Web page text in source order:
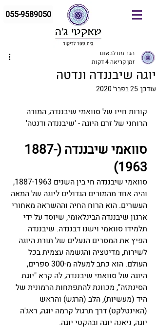
055-9589050
יוגה שיבננדה ונדטה
הגר מנדלבאום
זמן קריאה 4 דקות
עודכן:25 בפבר׳ 2020
קורות חייו של סוואמי שיבננדה, המורה
הרוחני של זרם היוגה - 'שיבננדה ודנטה'
סוואמי שיבננדה (1887-
1963)
סוואמי שיבננדה חי בין השנים 1887-1963,
והיה אחד מהמורים הגדולים ליוגה של המאה
העשרים. הוא הרוח החיה וההשראה מאחורי
ארגון שיבננדה הבינלאומי, שיוסד על ידי
תלמידו סוואמי וישנו דבננדה. שיבננדה
הפיץ את המסרים הנעלים של תורת היוגה
לשירות, מדיטציה והגשמה עצמית בכל
העולם. הוא כתב למעלה מ-300 ספרים,
היוגה של סוואמי שיבננדה, לה קרא "יוגת
הסינתזה", מכוונת להתפתחות הרמונית של
היד (מעשיות), הלב (הרגש) והראש
(האינטלקט) דרך תרגול קרמה יוגה, ראג'ה
יוגה, ניאנה יוגה ובהקטי יוגה.